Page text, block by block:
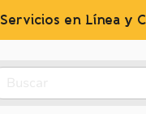
Servicios en Línea y